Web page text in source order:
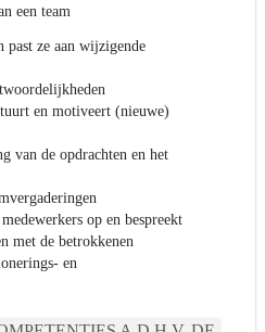
een team
past ze aan wijzigende
en motiveert (nieuwe)
van de opdrachten en het
op en bespreekt
met de betrokkenen
en